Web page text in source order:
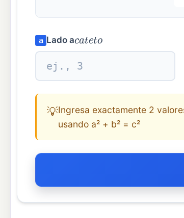
a Lado acateto
💡Ingresa exactamente 2
usando a² + b² = c²